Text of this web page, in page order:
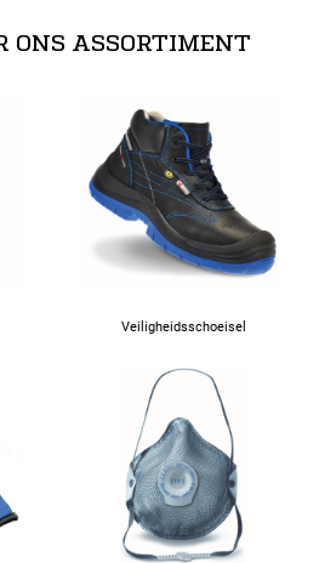
ONS ASSORTIMENT
Veiligheidsschoeisel